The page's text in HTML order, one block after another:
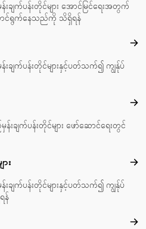
ျက်ပန်းတိုင်များ အောင်မြင်ရေးအတွက်
ာင်ရွက်နေသည်ကို သိရှိရန်
ချက်ပန်းတိုင်များနှင့်ပတ်သက်၍ ကျွန်ုပ်
ပါ
ချက်ပန်းတိုင်များ ဖော်ဆောင်ရေးတွင်
း အဖ
ချက်ပန်းတိုင်များနှင့်ပတ်သက်၍ ကျွန်ုပ်
န်
မှီင